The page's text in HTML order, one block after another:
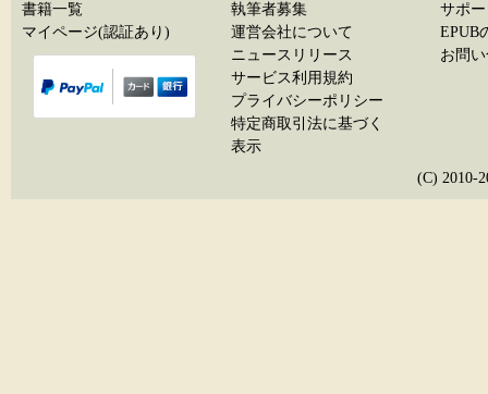
書籍一覧
マイページ(認証あり)
執筆者募集
運営会社について
ニュースリリース
サービス利用規約
プライバシーポリシー
特定商取引法に基づく
表示
サポ
EPUB
お問
(C) 2010-